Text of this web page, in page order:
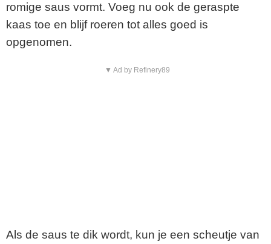
romige saus vormt. Voeg nu ook de geraspte
kaas toe en blijf roeren tot alles goed is
opgenomen.
▼ Ad by Refinery89
Als de saus te dik wordt, kun je een scheutje van